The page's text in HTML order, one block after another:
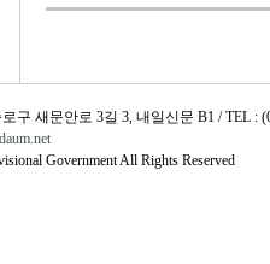
구 새문안로 3길 3, 내일신문 B1 / TEL :
Government All Rights Reserved